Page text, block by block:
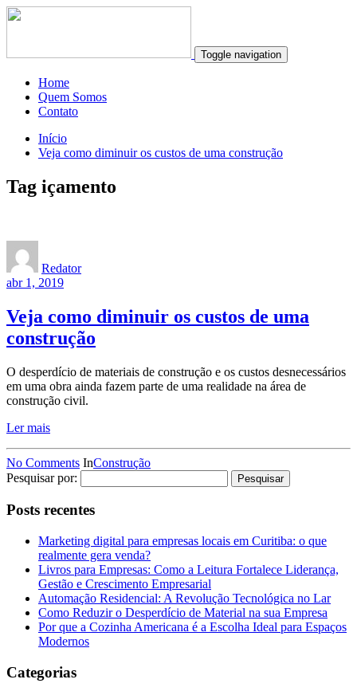
Toggle navigation
Home
Quem Somos
Contato
Início
Veja como diminuir os custos de uma construção
Tag içamento
Redator
abr 1, 2019
Veja como diminuir os custos de uma
construção
O desperdício de materiais de construção e os custos desnecessários
em uma obra ainda fazem parte de uma realidade na área de
construção civil.
Ler mais
No Comments InConstrução
Pesquisar por:
Posts recentes
Marketing digital para empresas locais em Curitiba: o que
realmente gera venda?
Livros para Empresas: Como a Leitura Fortalece Liderança,
Gestão e Crescimento Empresarial
Automação Residencial: A Revolução Tecnológica no Lar
Como Reduzir o Desperdício de Material na sua Empresa
Por que a Cozinha Americana é a Escolha Ideal para Espaços
Modernos
Categorias